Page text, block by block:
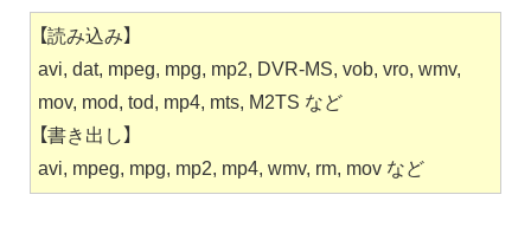
【読み込み】
avi, dat, mpeg, mpg, mp2, DVR-MS, vob, vro, wmv,
mov, mod, tod, mp4, mts, M2TS など
【書き出し】
avi, mpeg, mpg, mp2, mp4, wmv, rm, mov など